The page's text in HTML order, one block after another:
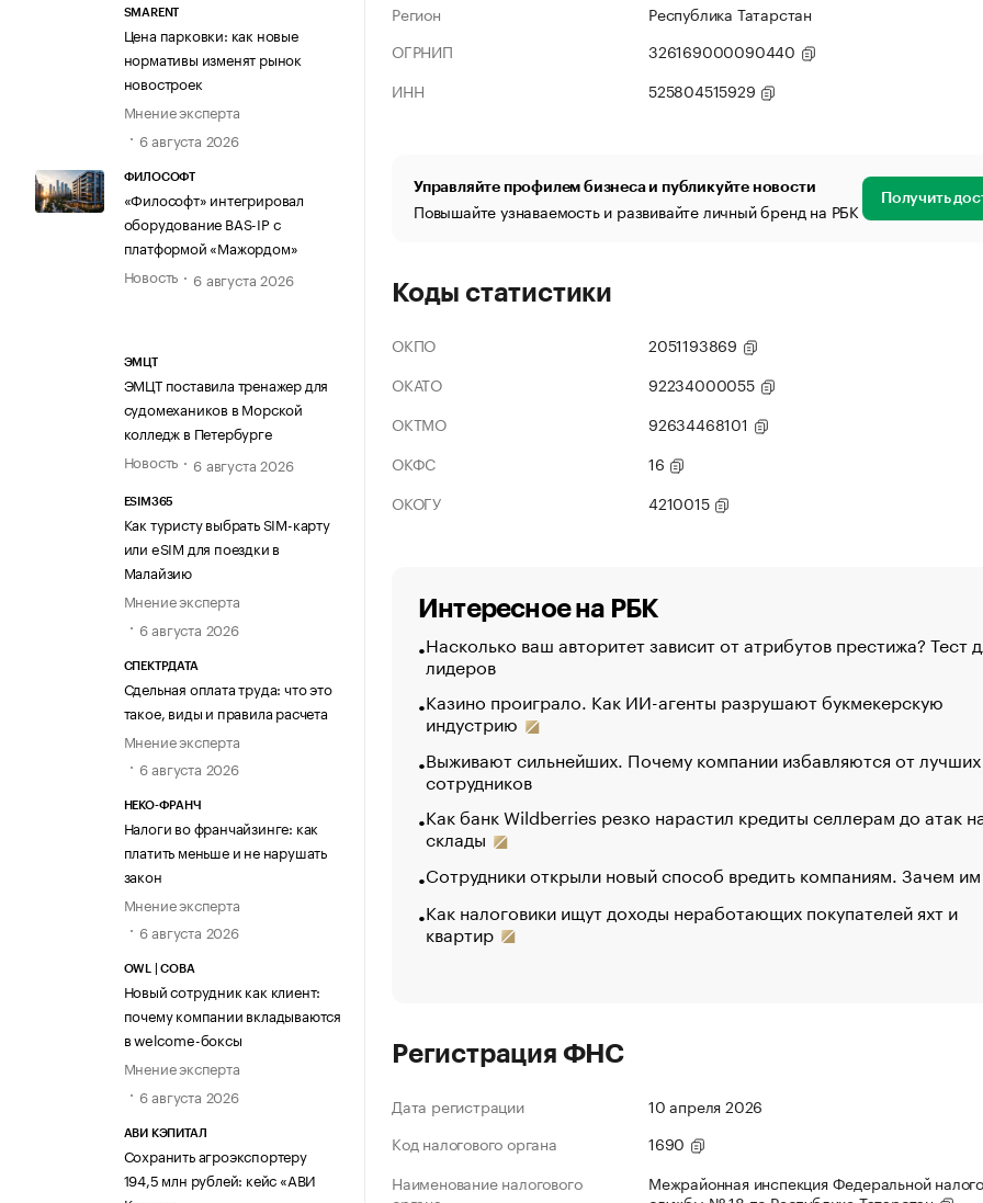
SMARENT
Цена парковки: как новые
нормативы изменят рынок
новостроек
Мнение эксперта
6 августа 2026
ФИЛОСОФТ
«Философт» интегрировал
оборудование BAS-IP с
платформой «Мажордом»
Новость
6 августа 2026
ЭМЦТ
ЭМЦТ поставила тренажер для
судомехаников в Морской
колледж в Петербурге
Новость
6 августа 2026
ESIM365
Как туристу выбрать SIM-карту
или eSIM для поездки в
Малайзию
Мнение эксперта
6 августа 2026
СПЕКТРДАТА
Сдельная оплата труда: что это
такое, виды и правила расчета
Мнение эксперта
6 августа 2026
НЕКО-ФРАНЧ
Налоги во франчайзинге: как
платить меньше и не нарушать
закон
Мнение эксперта
6 августа 2026
OWL | СОВА
Новый сотрудник как клиент:
почему компании вкладываются
в welcome-боксы
Мнение эксперта
6 августа 2026
АВИ КЭПИТАЛ
Сохранить агроэкспортеру
194,5 млн рублей: кейс «АВИ
Регион
Республика Татарстан
ОГРНИП
326169000090440
ИНН
525804515929
Управляйте профилем бизнеса и публикуйте новости
Повышайте узнаваемость и развивайте личный бренд на РБК Получить
Коды статистики
ОКПО
2051193869
ОКАТО
92234000055
ОКТМО
92634468101
ОКФС
16
ОКОГУ
4210015
Интересное на РБК
Насколько ваш авторитет зависит от атрибутов престижа? Тест
лидеров
Казино проиграло. Как ИИ-агенты разрушают букмекерскую
индустрию
Выживают сильнейших. Почему компании избавляются от лучших
сотрудников
Как банк Wildberries резко нарастил кредиты селлерам до атак
склады
Сотрудники открыли новый способ вредить компаниям. Зачем
Как налоговики ищут доходы неработающих покупателей яхт и
квартир
Регистрация ФНС
Дата регистрации
10 апреля 2026
Код налогового органа
1690
Наименование налогового
Межрайонная инспекция Федеральной